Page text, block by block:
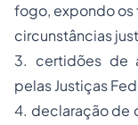
fogo, expondo os
circunstâncias
3. certidões de
pelas Justiças
4. declaração de